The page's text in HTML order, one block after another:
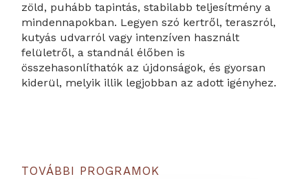
zöld, puhább tapintás, stabilabb teljesítmény a
mindennapokban. Legyen szó kertről, teraszról,
kutyás udvarról vagy intenzíven használt
felületről, a standnál élőben is
összehasonlíthatók az újdonságok, és gyorsan
kiderül, melyik illik legjobban az adott igényhez.
TOVÁBBI PROGRAMOK